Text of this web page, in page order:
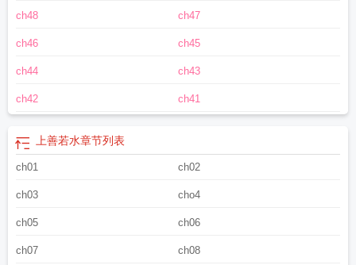
水中的善是什么意思
上善若水歌曲
图上善若水图片微信头像 水善万物而不争翻译
字是什么意思
上善若水厚德载物正确解释上善若水形容女人是什么意思
水泽万物上善若水什么意思上善若水49378水利万物而不争上善若水图片上
不争是谁说的 上善若水是谁说的
文 上善若水水利万物而不争什么意思 上善若水下一句是啥
书上善若水下一句是什么 上善若水头像上善若水的善是什么意思
下一句是啥
上善若水朗读
ch48 ch47
ch46 ch45
ch44 ch43
ch42 ch41
上善若水章节列表
ch01 ch02
ch03 cho4
ch05 ch06
ch07 ch08